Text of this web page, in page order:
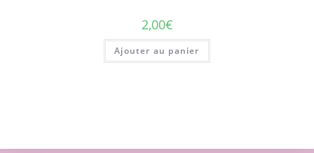
2,00€
Ajouter au panier